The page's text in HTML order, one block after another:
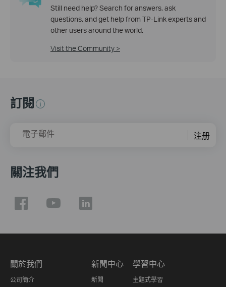
Still need help? Search for answers, ask
questions, and get help from TP-Link experts and
other users around the world.
Visit the Community >
訂閱
電子郵件 注册
關注我們
關於我們
公司簡介
新聞中心
新聞
學習中心
主題式學習